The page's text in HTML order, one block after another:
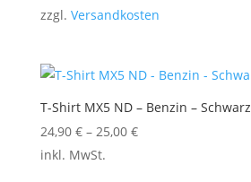
weist
Varianten
Optionen
können
zzgl. Versandkosten
T-Shirt MX5 ND – Benzin – Schwarz
24,90 €– 25,00 €
Dieses
inkl. MwSt.